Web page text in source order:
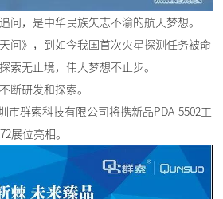
问，是中华民族矢志不渝的航天梦想。
问》，到如今我国首次火星探测任务被命
无止境，伟大梦想不止步。
断研发和探索。
市群索科技有限公司将携新品PDA-5502工
展位亮相。